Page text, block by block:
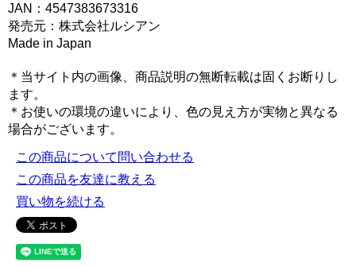
JAN：4547383673316
発売元：株式会社ルシアン
Made in Japan
＊当サイト内の画像、商品説明の無断転載は固くお断りし
ます。
＊お使いの環境の違いにより、色の見え方が実物と異なる
場合がございます。
この商品について問い合わせる
この商品を友達に教える
買い物を続ける